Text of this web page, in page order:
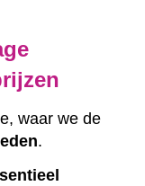
waar we de
.